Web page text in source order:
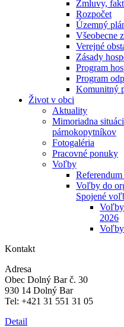
Zmluvy,
Rozpočet
Územný
Všeobecne
Verejné
Zásady
Program
Program
Komunitný
Život v obci
Aktuality
Mimoriadna
párnokopytníkov
Fotogaléria
Pracovné ponuky
Voľby
Voľby do
Spojené
Voľby
2026
Voľby
Kontakt
Adresa
Obec Dolný Bar č. 30
930 14 Dolný Bar
Tel: +421 31 551 31 05
Detail